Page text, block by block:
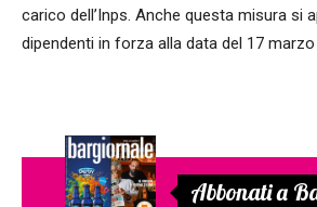
carico dell’Inps. Anche questa misura si
dipendenti in forza alla data del 17 marzo
Abbonati a